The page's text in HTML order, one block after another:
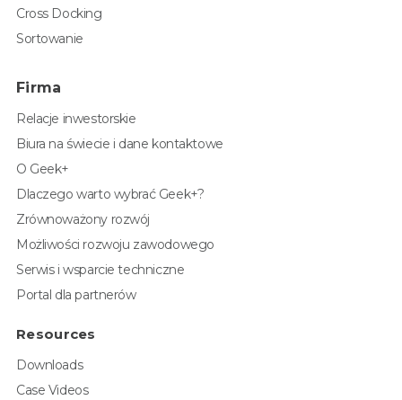
Cross Docking
Sortowanie
Firma
Relacje inwestorskie
Biura na świecie i dane kontaktowe
O Geek+
Dlaczego warto wybrać Geek+?
Zrównoważony rozwój
Możliwości rozwoju zawodowego
Serwis i wsparcie techniczne
Portal dla partnerów
Resources
Downloads
Case Videos